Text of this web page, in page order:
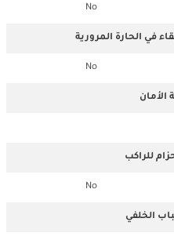
No
في الحارة المرورية
No
الأمان
للراكب
No
الخلفي